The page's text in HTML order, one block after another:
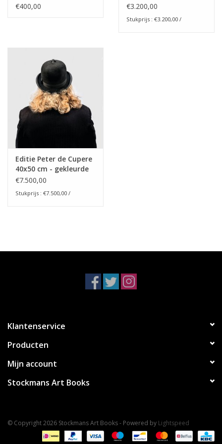
€400,00
€3.200,00
Stukprijs : €3.200,00 /
Editie Peter de Cupere
40x50 cm - gekleurde
versie
€7.500,00
Stukprijs : €7.500,00 /
Klantenservice
Producten
Mijn account
Stockmans Art Books
© Copyright 2026 Stockmans Art Books - Powered by Lightspeed